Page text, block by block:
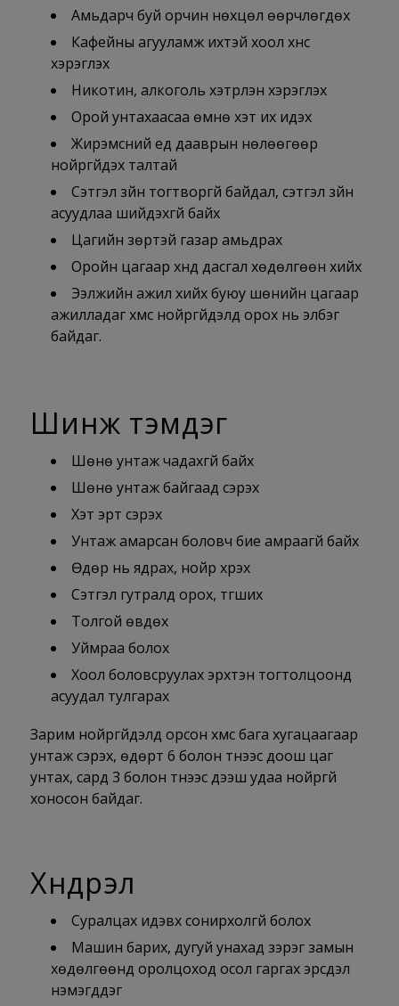
Амьдарч буй орчин нөхцөл өөрчлөгдөх
Кафейны агууламж ихтэй хоол хүнс
хэрэглэх
Никотин, алкоголь хэтрүүлэн хэрэглэх
Орой унтахаасаа өмнө хэт их идэх
Жирэмсний үед дааврын нөлөөгөөр
нойргүйдэх талтай
Сэтгэл зүйн тогтворгүй байдал, сэтгэл зүйн
асуудлаа шийдэхгүй байх
Цагийн зөрүүтэй газар амьдрах
Оройн цагаар хүнд дасгал хөдөлгөөн хийх
Ээлжийн ажил хийх буюу шөнийн цагаар
ажилладаг хүмүүс нойргүйдэлд орох нь элбэг
байдаг.
Шинж тэмдэг
Шөнө унтаж чадахгүй байх
Шөнө унтаж байгаад сэрэх
Хэт эрт сэрэх
Унтаж амарсан боловч бие амраагүй байх
Өдөр нь ядрах, нойр хүрэх
Сэтгэл гутралд орох, түгших
Толгой өвдөх
Уймраа болох
Хоол боловсруулах эрхтэн тогтолцоонд
асуудал тулгарах
Зарим нойргүйдэлд орсон хүмүүс бага хугацаагаар
унтаж сэрэх, өдөрт 6 болон түүнээс доош цаг
унтах, сард 3 болон түүнээс дээш удаа нойргүй
хоносон байдаг.
Хүндрэл
Суралцах идэвх сонирхолгүй болох
Машин барих, дугуй унахад зэрэг замын
хөдөлгөөнд оролцоход осол гаргах эрсдэл
нэмэгддэг